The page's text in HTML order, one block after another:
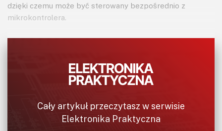
dzięki czemu może być sterowany bezpośrednio z
mikrokontrolera.
Cały artykuł przeczytasz w serwisie
Elektronika Praktyczna